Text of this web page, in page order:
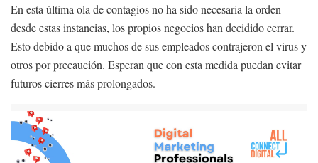
En esta última ola de contagios no ha sido necesaria la orden
desde estas instancias, los propios negocios han decidido cerrar.
Esto debido a que muchos de sus empleados contrajeron el virus y
otros por precaución. Esperan que con esta medida puedan evitar
futuros cierres más prolongados.